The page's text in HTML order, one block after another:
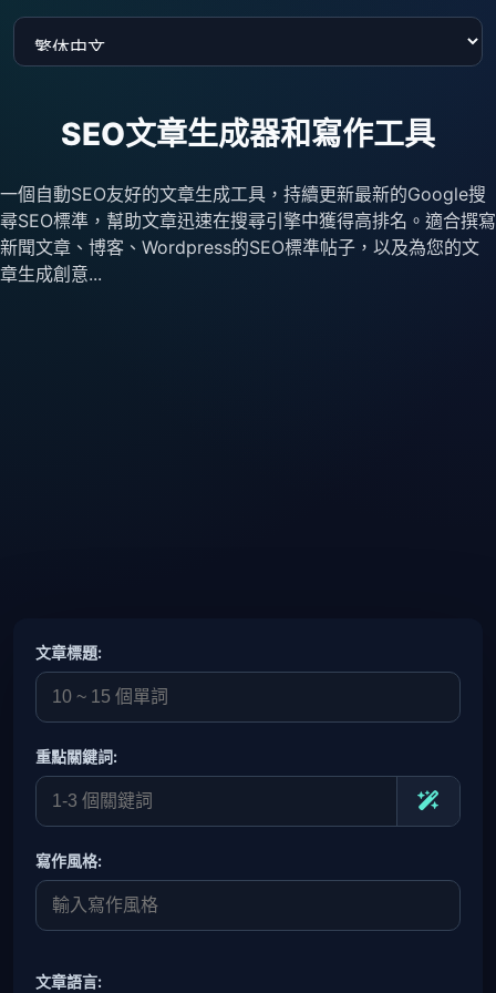
SEO文章生成器和寫作工具
一個自動SEO友好的文章生成工具，持續更新最新的Google搜
尋SEO標準，幫助文章迅速在搜尋引擎中獲得高排名。適合撰寫
新聞文章、博客、Wordpress的SEO標準帖子，以及為您的文
章生成創意...
文章標題:
重點關鍵詞:
寫作風格:
文章語言: